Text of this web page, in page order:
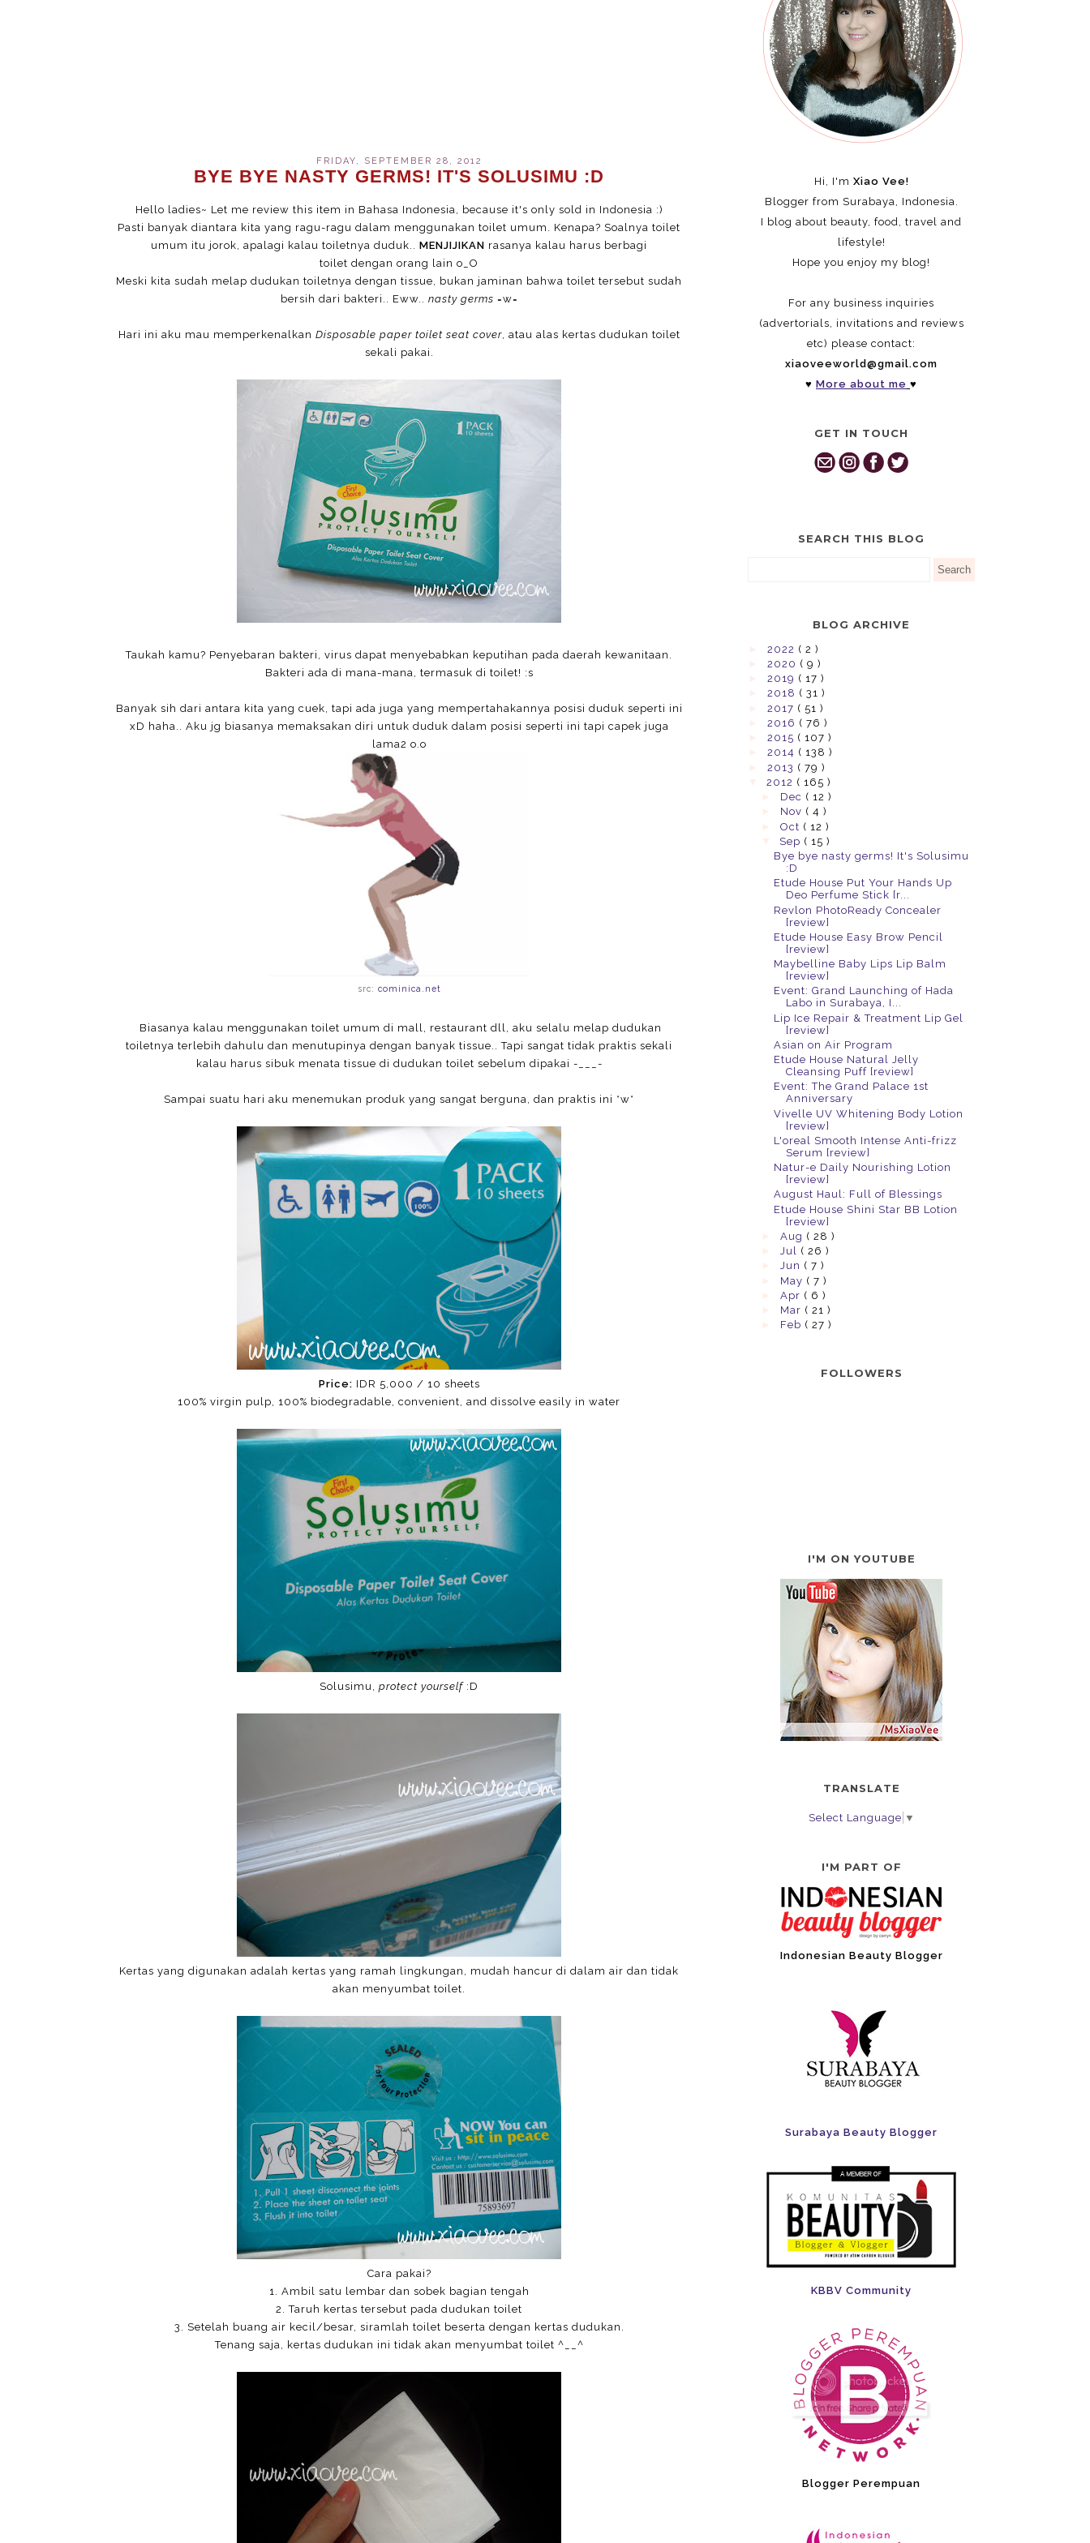
FRIDAY, SEPTEMBER 28, 2012
BYE BYE NASTY GERMS! IT'S SOLUSIMU :D
Hello ladies~ Let me review this item in Bahasa Indonesia, because it's only sold in Indonesia :)
Pasti banyak diantara kita yang ragu-ragu dalam menggunakan toilet umum. Kenapa? Soalnya toilet
umum itu jorok, apalagi kalau toiletnya duduk.. MENJIJIKAN rasanya kalau harus berbagi
toilet dengan orang lain o_O
Meski kita sudah melap dudukan toiletnya dengan tissue, bukan jaminan bahwa toilet tersebut sudah
bersih dari bakteri.. Eww.. nasty germs =w=
Hari ini aku mau memperkenalkan Disposable paper toilet seat cover, atau alas kertas dudukan toilet
sekali pakai.
Taukah kamu? Penyebaran bakteri, virus dapat menyebabkan keputihan pada daerah kewanitaan.
Bakteri ada di mana-mana, termasuk di toilet! :s
Banyak sih dari antara kita yang cuek, tapi ada juga yang mempertahakannya posisi duduk seperti ini
xD haha.. Aku jg biasanya memaksakan diri untuk duduk dalam posisi seperti ini tapi capek juga
lama2 o.o
src: cominica.net
Biasanya kalau menggunakan toilet umum di mall, restaurant dll, aku selalu melap dudukan
toiletnya terlebih dahulu dan menutupinya dengan banyak tissue.. Tapi sangat tidak praktis sekali
kalau harus sibuk menata tissue di dudukan toilet sebelum dipakai -___-
Sampai suatu hari aku menemukan produk yang sangat berguna, dan praktis ini *w*
Price: IDR 5,000 / 10 sheets
100% virgin pulp, 1 00% biodegradable, convenient, and d issolve easily in water
Solusimu, protect yourself:D
Kertas yang digunakan adalah kertas yang ramah lingkungan, mudah hancur di dalam air dan tidak
akan menyumbat toilet.
Cara pakai?
1. Ambil satu lembar dan sobek bagian tengah
2. Taruh kertas tersebut pada dudukan toilet
3. Setelah buang air kecil/besar, siramlah toilet beserta dengan kertas dudukan.
Tenang saja, kertas dudukan ini tidak akan menyumbat toilet ^__^
Hi, I'm Xiao Vee!
Blogger from Surabaya, Indonesia.
I blog about beauty, food, travel and
lifestyle!
Hope you enjoy my blog!
For any business inquiries
(advertorials, invitations and reviews
etc) please contact:
xiaoveeworld@gmail.com
♥ More about me ♥
GET IN TOUCH
SEARCH THIS BLOG
BLOG ARCHIVE
2022 ( 2 )
2020 ( 9 )
2019 ( 17 )
2018 ( 31 )
2017 ( 51 )
2016 ( 76 )
2015 ( 107 )
2014 ( 138 )
2013 ( 79 )
2012 ( 165 )
Dec ( 12 )
Nov ( 4 )
Oct ( 12 )
Sep ( 15 )
Bye bye nasty germs! It's Solusimu
:D
Etude House Put Your Hands Up
Deo Perfume Stick [r...
Revlon PhotoReady Concealer
[review]
Etude House Easy Brow Pencil
[review]
Maybelline Baby Lips Lip Balm
[review]
Event: Grand Launching of Hada
Labo in Surabaya, I...
Lip Ice Repair & Treatment Lip Gel
[review]
Asian on Air Program
Etude House Natural Jelly
Cleansing Puff [review]
Event: The Grand Palace 1st
Anniversary
Vivelle UV Whitening Body Lotion
[review]
L'oreal Smooth Intense Anti-frizz
Serum [review]
Natur-e Daily Nourishing Lotion
[review]
August Haul: Full of Blessings
Etude House Shini Star BB Lotion
[review]
Aug ( 28 )
Jul ( 26 )
Jun ( 7 )
May ( 7 )
Apr ( 6 )
Mar ( 21 )
Feb ( 27 )
FOLLOWERS
I'M ON YOUTUBE
TRANSLATE
Select Language ▼
I'M PART OF
Indonesian Beauty Blogger
Surabaya Beauty Blogger
KBBV Community
Blogger Perempuan